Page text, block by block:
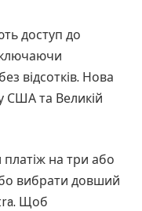
доступ до
відсотків. Нова
США та Великій
платіж на три або
вибрати довший
Щоб